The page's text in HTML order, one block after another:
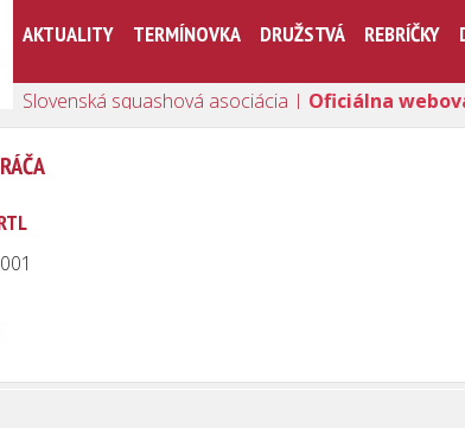
AKTUALITY TERMÍNOVKA DRUŽSTVÁ REBRÍČKY
Slovenská squashová asociácia | Oficiálna